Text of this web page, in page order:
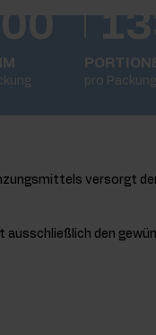
pro Packung
versorgt
ausschließlich den